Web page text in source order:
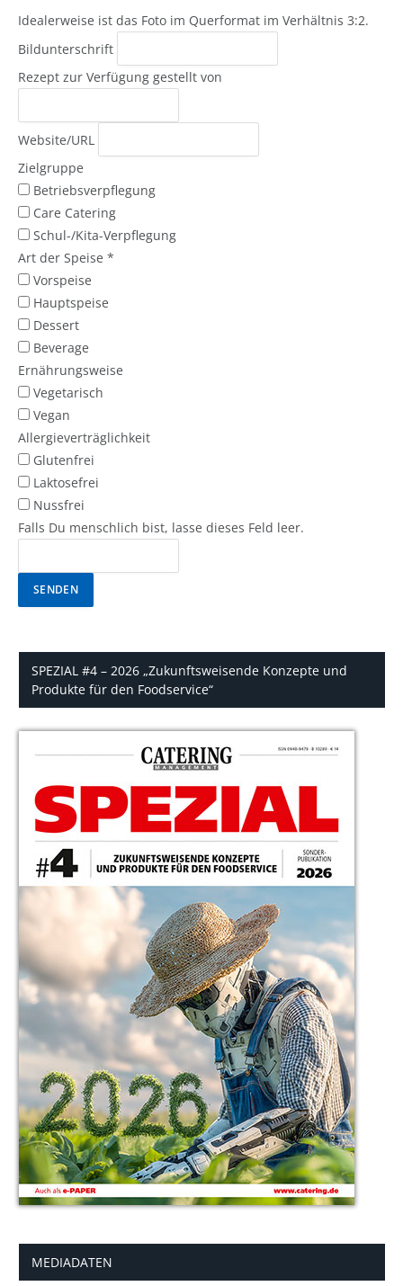
Idealerweise ist das Foto im Querformat im Verhältnis 3:2.
Bildunterschrift
Rezept zur Verfügung gestellt von
Website/URL
Zielgruppe
Betriebsverpflegung
Care Catering
Schul-/Kita-Verpflegung
Art der Speise *
Vorspeise
Hauptspeise
Dessert
Beverage
Ernährungsweise
Vegetarisch
Vegan
Allergieverträglichkeit
Glutenfrei
Laktosefrei
Nussfrei
Falls Du menschlich bist, lasse dieses Feld leer.
SENDEN
SPEZIAL #4 – 2026 „Zukunftsweisende Konzepte und
Produkte für den Foodservice“
MEDIADATEN